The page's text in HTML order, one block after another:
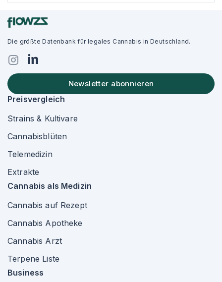
Die größte Datenbank für legales Cannabis in Deutschland.
Newsletter abonnieren
Preisvergleich
Strains & Kultivare
Cannabisblüten
Telemedizin
Extrakte
Cannabis als Medizin
Cannabis auf Rezept
Cannabis Apotheke
Cannabis Arzt
Terpene Liste
Business